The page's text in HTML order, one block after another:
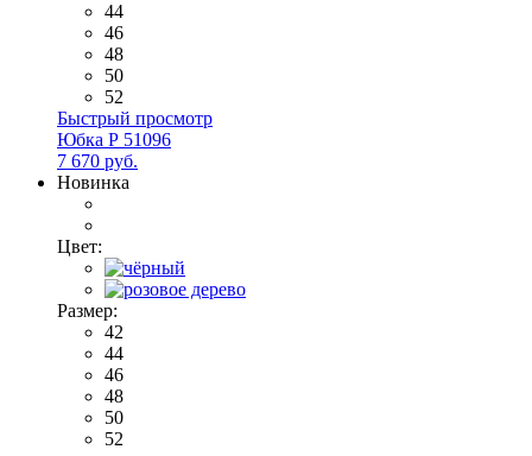
44
46
48
50
52
Быстрый просмотр
Юбка Р 51096
7 670 руб.
Новинка
Цвет:
Размер:
42
44
46
48
50
52